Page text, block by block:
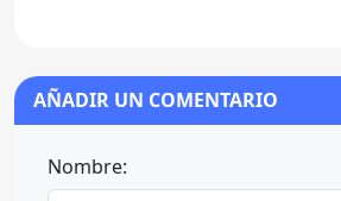
AÑADIR UN COMENTARIO
Nombre: